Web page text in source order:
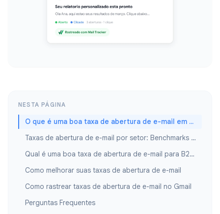
NESTA PÁGINA
O que é uma boa taxa de abertura de e-mail em 2026?
Taxas de abertura de e-mail por setor: Benchmarks de 2026
Qual é uma boa taxa de abertura de e-mail para B2B?
Como melhorar suas taxas de abertura de e-mail
Como rastrear taxas de abertura de e-mail no Gmail
Perguntas Frequentes